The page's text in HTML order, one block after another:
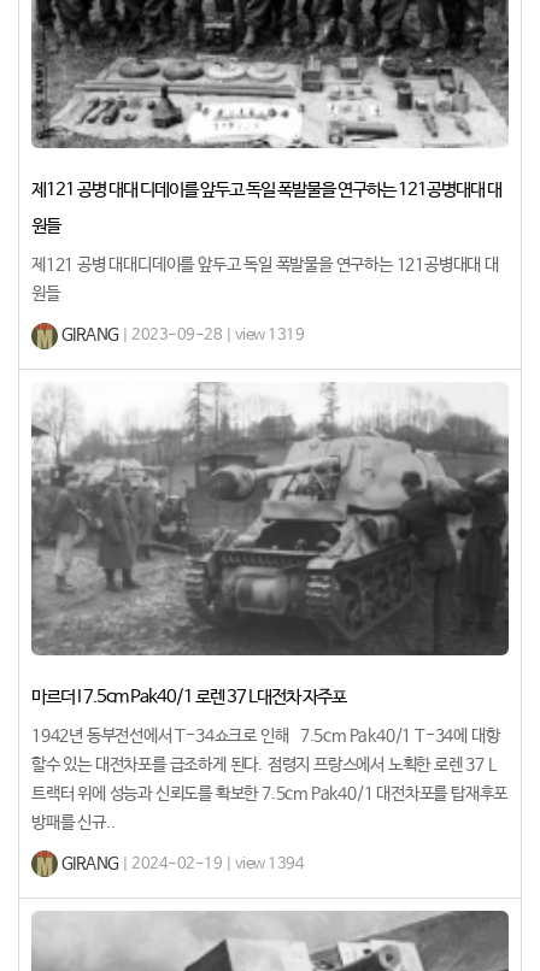
제121 공병 대대 디데이를 앞두고 독일 폭발물을 연구하는 121공병대대 대
원들
제121 공병 대대디데이를 앞두고 독일 폭발물을 연구하는 121공병대대 대
원들​
GIRANG | 2023-09-28 | view 1319
마르더 I 7.5cm Pak40/1 로렌 37 L대전차 자주포
1942년 동부전선에서 T-34쇼크로 인해 7.5cm Pak40/1 T-34에 대항
할수 있는 대전차포를 급조하게 된다. 점령지 프랑스에서 노획한 로렌 37 L
트랙터 위에 성능과 신뢰도를 확보한 7.5cm Pak40/1 대전차포를 탑재후포
방패를 신규..
GIRANG | 2024-02-19 | view 1394